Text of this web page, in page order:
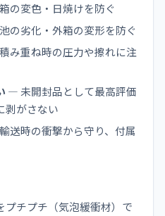
の変色・日焼けを防ぐ
の劣化・外箱の変形を防ぐ
み重ね時の圧力や擦れに注
— 未開封品として最高評価
剥がさない
送時の衝撃から守り、付属
プチプチ（気泡緩衝材）で